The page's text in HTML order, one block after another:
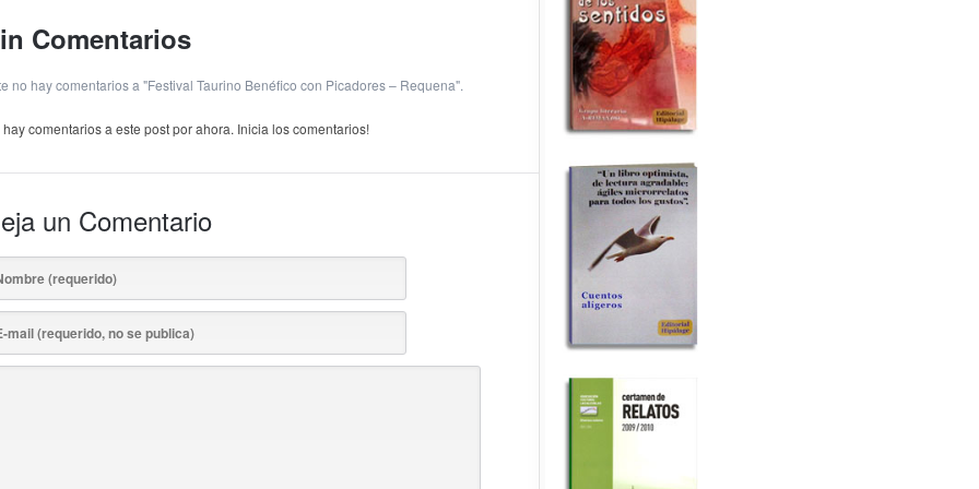
Comentarios
no hay comentarios a "Festival Taurino Benéfico con Picadores – Requena".
hay comentarios a este post por ahora. Inicia los comentarios!
un Comentario